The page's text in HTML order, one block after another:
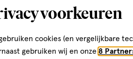
voorkeuren
cookies (en vergelijkbare
gebruiken wij en onze 8